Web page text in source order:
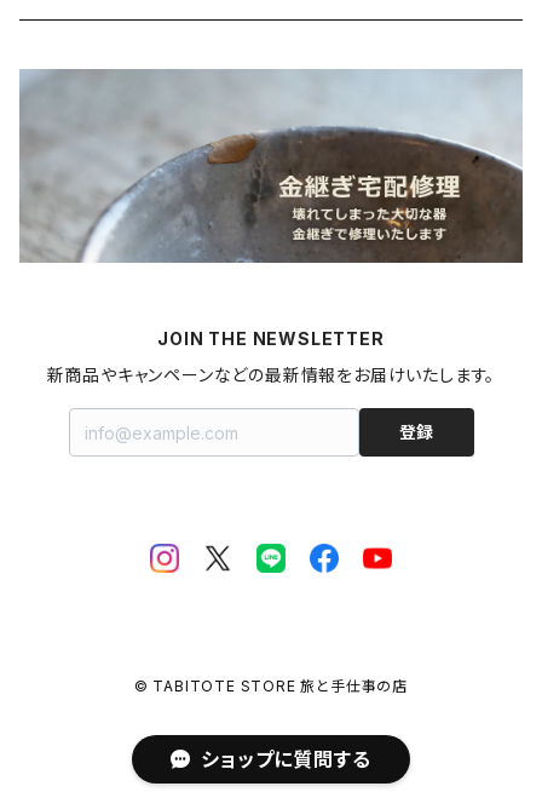
梅干し
麺類
パスタ
蜜蝋ワックス
アロマストーン
拭き漆キット
青森県
JOIN THE NEWSLETTER
新商品やキャンペーンなどの最新情報をお届けいたします。
登録
© TABITOTE STORE 旅と手仕事の店
ショップに質問する